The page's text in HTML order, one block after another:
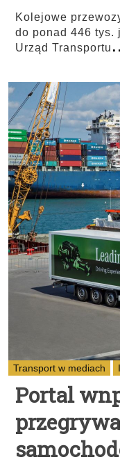
Kolejowe
do ponad 446 tys.
Urząd Transportu
Transport w mediach
Portal